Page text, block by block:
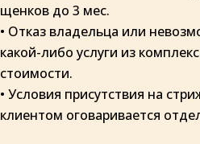
щенков до 3 мес.
• Отказ владельца или
какой-либо услуги из
стоимости.
• Условия присутствия на
клиентом оговаривается